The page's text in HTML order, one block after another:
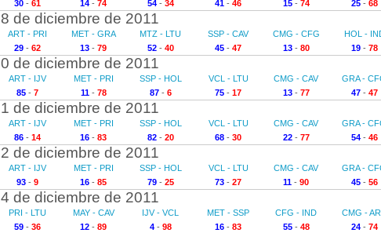
30- 61
14 - 74
54- 34
41 - 46
15- 74
25- 68
de diciembre de 2011
ART - PRI
29- 62
MET - GRA
13 - 79
MTZ - LTU
52- 40
SSP - CAV
45 - 47
CMG - CFG
13- 80
HOL -
19- 78
de diciembre de 2011
ART - IJV
85- 7
MET - PRI
11- 78
SSP - HOL
87- 6
VCL - LTU
75 - 17
CMG - CAV
13- 77
GRA -
47- 47
de diciembre de 2011
ART - IJV
86- 14
MET - PRI
16 - 83
SSP - HOL
82- 20
VCL - LTU
68 - 30
CMG - CAV
22- 77
GRA -
54- 46
de diciembre de 2011
ART - IJV
93- 9
MET - PRI
16 - 85
SSP - HOL
79- 25
VCL - LTU
73 - 27
CMG - CAV
11 - 90
GRA -
45- 56
de diciembre de 2011
PRI - LTU
59- 36
MAY - CAV
12 - 89
IJV - VCL
4- 98
MET - SSP
16 - 83
CFG - IND
55- 48
CMG -
24- 74